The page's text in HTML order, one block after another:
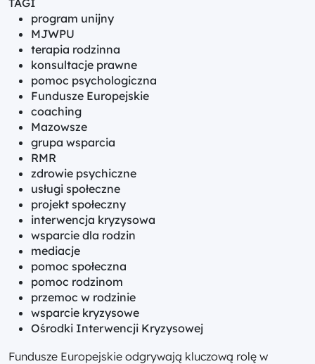
TAGI
program unijny
MJWPU
terapia rodzinna
konsultacje prawne
pomoc psychologiczna
Fundusze Europejskie
coaching
Mazowsze
grupa wsparcia
RMR
zdrowie psychiczne
usługi społeczne
projekt społeczny
interwencja kryzysowa
wsparcie dla rodzin
mediacje
pomoc społeczna
pomoc rodzinom
przemoc w rodzinie
wsparcie kryzysowe
Ośrodki Interwencji Kryzysowej
Fundusze Europejskie odgrywają kluczową rolę w